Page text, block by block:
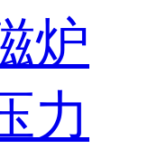
炉
力